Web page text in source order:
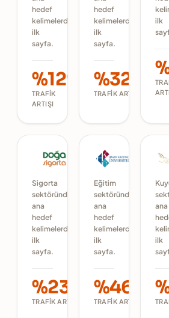
hedef
kelimelerde
ilk
sayfa.
%129
TRAFIK
ARTIŞI
hedef
kelimelerde
ilk
sayfa.
%324
TRAFIK ARTIŞI
ilk
Sigorta
sektöründe
ana
hedef
kelimelerde
ilk
sayfa.
%233
TRAFIK ARTIŞI
Eğitim
sektöründe
ana
hedef
kelimelerde
ilk
sayfa.
%465
TRAFIK ARTIŞI
ana
ilk